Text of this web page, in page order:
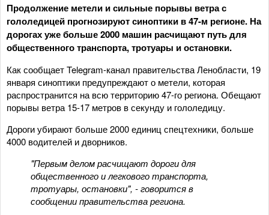
Продолжение метели и сильные порывы ветра с
гололедицей прогнозируют синоптики в 47-м регионе. На
дорогах уже больше 2000 машин расчищают путь для
общественного транспорта, тротуары и остановки.
Как сообщает Telegram-канал правительства Ленобласти, 19
января синоптики предупреждают о метели, которая
распространится на всю территорию 47-го региона. Обещают
порывы ветра 15-17 метров в секунду и гололедицу.
Дороги убирают больше 2000 единиц спецтехники, больше
4000 водителей и дворников.
"Первым делом расчищают дороги для
общественного и легкового транспорта,
тротуары, остановки", - говорится в
сообщении правительства региона.